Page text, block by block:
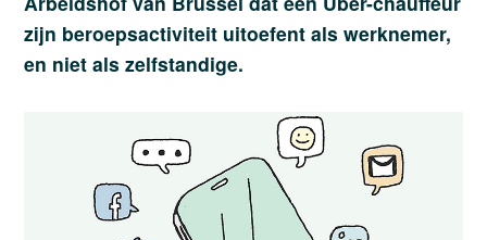
zijn beroepsactiviteit uitoefent als werknemer,
en niet als zelfstandige.